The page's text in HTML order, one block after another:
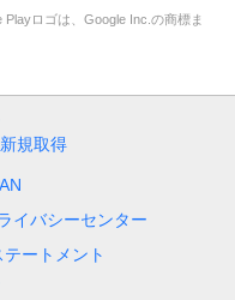
ロゴは、Google Inc.の商標ま
新規取得
イバシーセンター
テートメント